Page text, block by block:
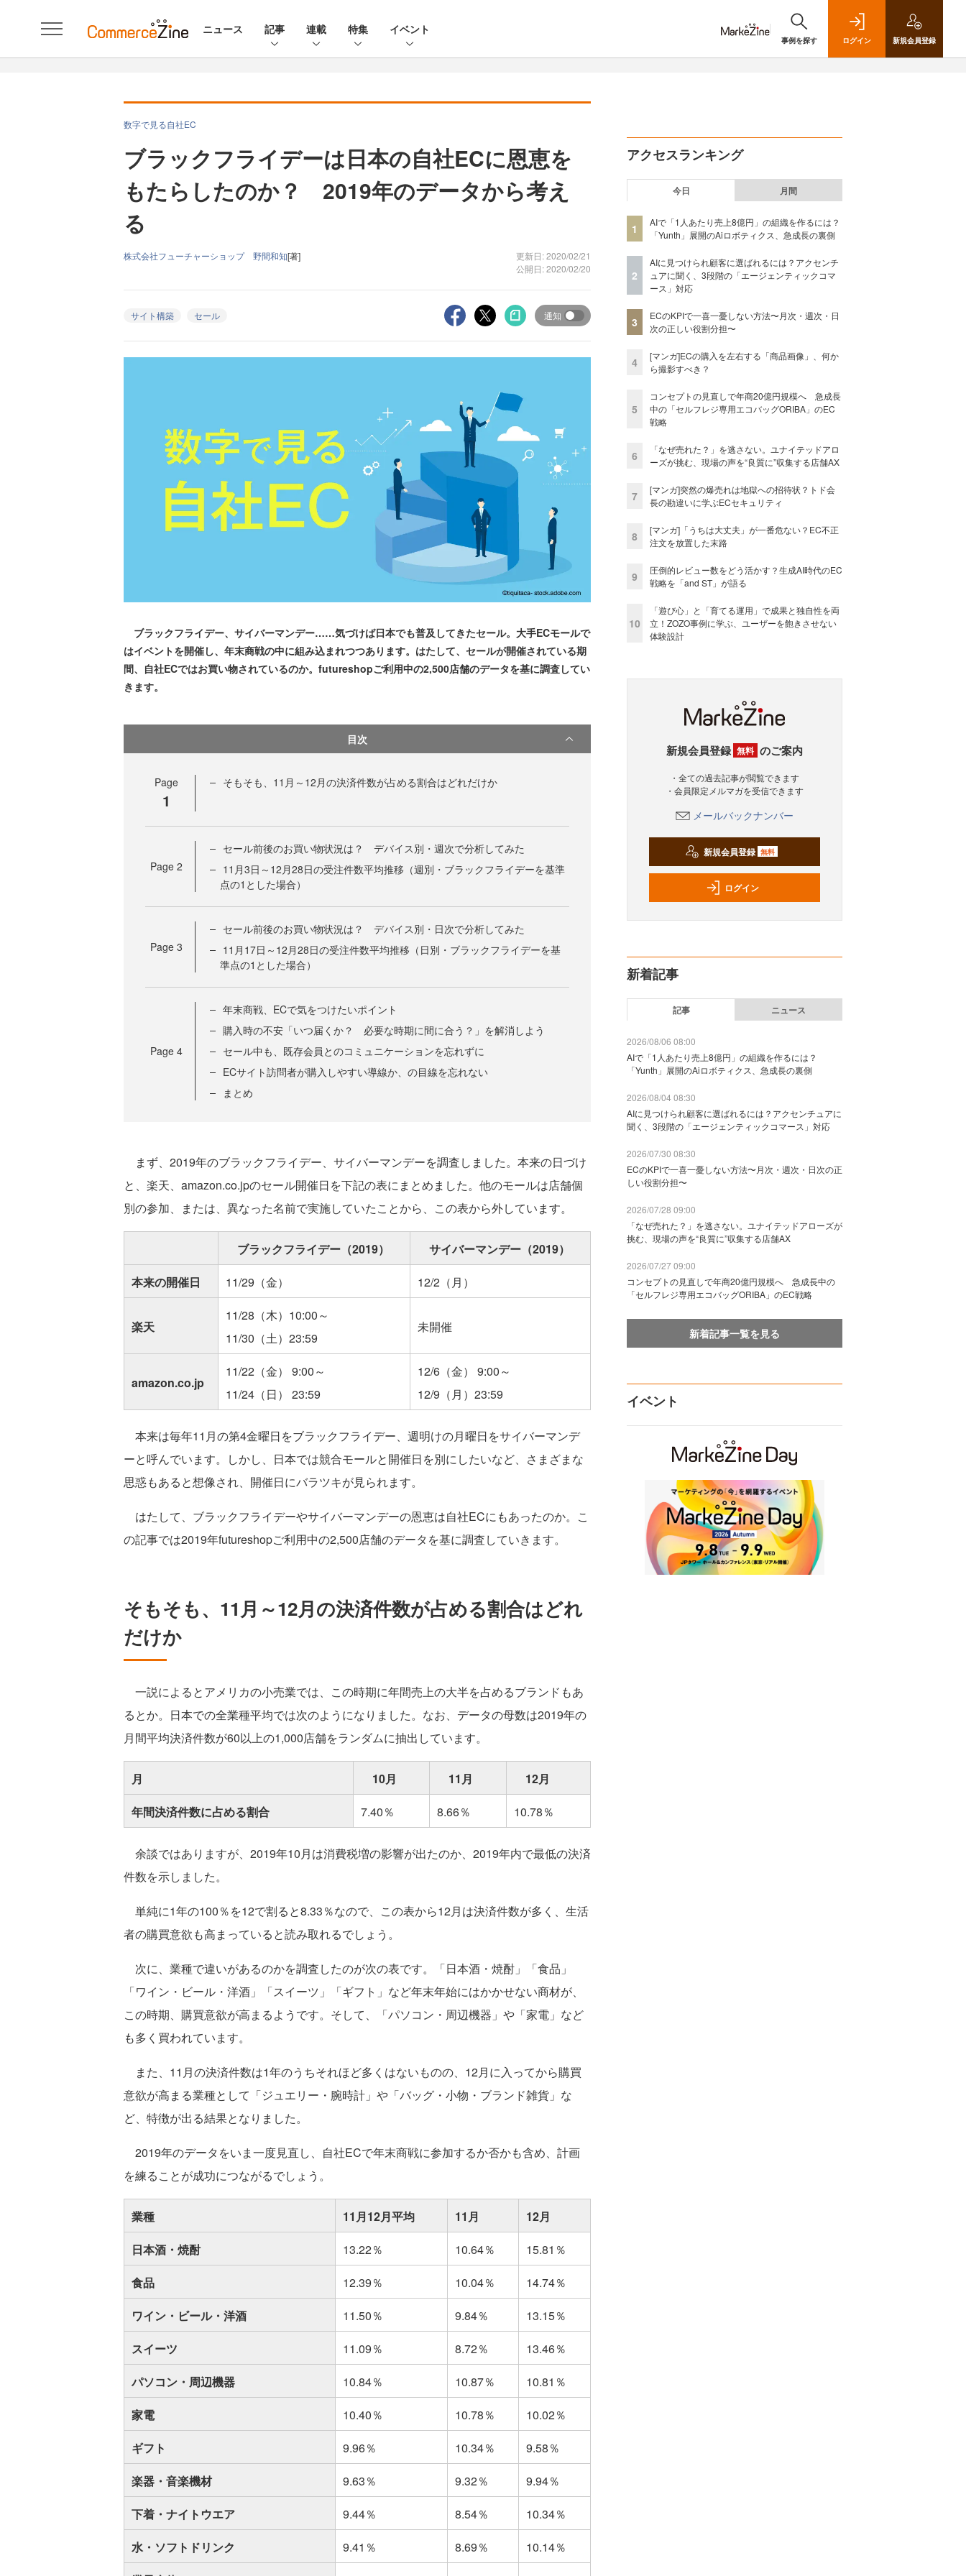
ニュース 記事 連載 特集 イベント
事例を探す ログイン 新規会員登録
数字で見る自社EC
ブラックフライデーは日本の自社ECに恩恵を
もたらしたのか？ 2019年のデータから考え
る
株式会社フューチャーショップ 野間和知[著]
更新日: 2020/02/21
公開日: 2020/02/20
サイト構築 セール 通知
ブラックフライデー、サイバーマンデー……気づけば日本でも普及してきたセール。大手ECモールで
はイベントを開催し、年末商戦の中に組み込まれつつあります。はたして、セールが開催されている期
間、自社ECではお買い物されているのか。futureshopご利用中の2,500店舗のデータを基に調査してい
きます。
目次
Page
1
そもそも、11月～12月の決済件数が占める割合はどれだけか
Page 2
セール前後のお買い物状況は？ デバイス別・週次で分析してみた
11月3日～12月28日の受注件数平均推移（週別・ブラックフライデーを基準
点の1とした場合）
Page 3
セール前後のお買い物状況は？ デバイス別・日次で分析してみた
11月17日～12月28日の受注件数平均推移（日別・ブラックフライデーを基
準点の1とした場合）
Page 4
年末商戦、ECで気をつけたいポイント
購入時の不安「いつ届くか？ 必要な時期に間に合う？」を解消しよう
セール中も、既存会員とのコミュニケーションを忘れずに
ECサイト訪問者が購入しやすい導線か、の目線を忘れない
まとめ
まず、2019年のブラックフライデー、サイバーマンデーを調査しました。本来の日づけ
と、楽天、amazon.co.jpのセール開催日を下記の表にまとめました。他のモールは店舗個
別の参加、または、異なった名前で実施していたことから、この表から外しています。
ブラックフライデー（2019）
サイバーマンデー（2019）
本来の開催日
11/29（金） 12/2（月）
楽天
11/28（木）10:00～
11/30（土）23:59
未開催
amazon.co.jp
11/22（金） 9:00～
11/24（日） 23:59
12/6（金） 9:00～
12/9（月）23:59
本来は毎年11月の第4金曜日をブラックフライデー、週明けの月曜日をサイバーマンデ
ーと呼んでいます。しかし、日本では競合モールと開催日を別にしたいなど、さまざまな
思惑もあると想像され、開催日にバラツキが見られます。
はたして、ブラックフライデーやサイバーマンデーの恩恵は自社ECにもあったのか。こ
の記事では2019年futureshopご利用中の2,500店舗のデータを基に調査していきます。
そもそも、11月～12月の決済件数が占める割合はどれ
だけか
一説によるとアメリカの小売業では、この時期に年間売上の大半を占めるブランドもあ
るとか。日本での全業種平均では次のようになりました。なお、データの母数は2019年の
月間平均決済件数が60以上の1,000店舗をランダムに抽出しています。
月 10月 11月
12月
年間決済件数に占める割合
7.40％ 8.66％ 10.78％
余談ではありますが、2019年10月は消費税増の影響が出たのか、2019年内で最低の決済
件数を示しました。
単純に1年の100％を12で割ると8.33％なので、この表から12月は決済件数が多く、生活
者の購買意欲も高まっていると読み取れるでしょう。
次に、業種で違いがあるのかを調査したのが次の表です。「日本酒・焼酎」「食品」
「ワイン・ビール・洋酒」「スイーツ」「ギフト」など年末年始にはかかせない商材が、
この時期、購買意欲が高まるようです。そして、「パソコン・周辺機器」や「家電」など
も多く買われています。
また、11月の決済件数は1年のうちそれほど多くはないものの、12月に入ってから購買
意欲が高まる業種として「ジュエリー・腕時計」や「バッグ・小物・ブランド雑貨」な
ど、特徴が出る結果となりました。
2019年のデータをいま一度見直し、自社ECで年末商戦に参加するか否かも含め、計画
を練ることが成功につながるでしょう。
業種 11月12月平均 11月
12月
日本酒・焼酎
13.22％ 10.64％
15.81％
食品
12.39％ 10.04％
14.74％
ワイン・ビール・洋酒
11.50％ 9.84％
13.15％
スイーツ
11.09％ 8.72％
13.46％
パソコン・周辺機器
10.84％ 10.87％
10.81％
家電
10.40％ 10.78％
10.02％
ギフト
9.96％ 10.34％
9.58％
楽器・音楽機材
9.63％ 9.32％
9.94％
下着・ナイトウエア
9.44％ 8.54％
10.34％
水・ソフトドリンク
9.41％ 8.69％
10.14％
アクセスランキング
今日 月間
1
AIで「1人あたり売上8億円」の組織を作るには？
「Yunth」展開のAiロボティクス、急成長の裏側
2
AIに見つけられ顧客に選ばれるには？アクセンチ
ュアに聞く、3段階の「エージェンティックコマ
ース」対応
3
ECのKPIで一喜一憂しない方法〜月次・週次・日
次の正しい役割分担〜
4
[マンガ]ECの購入を左右する「商品画像」、何か
ら撮影すべき？
5
コンセプトの見直しで年商20億円規模へ 急成長
中の「セルフレジ専用エコバッグORIBA」のEC
戦略
6
「なぜ売れた？」を逃さない。ユナイテッドアロ
ーズが挑む、現場の声を“良質に”収集する店舗AX
7
[マンガ]突然の爆売れは地獄への招待状？トド会
長の勘違いに学ぶECセキュリティ
8
[マンガ]「うちは大丈夫」が一番危ない？EC不正
注文を放置した末路
9
圧倒的レビュー数をどう活かす？生成AI時代のEC
戦略を「and ST」が語る
10
「遊び心」と「育てる運用」で成果と独自性を両
立！ZOZO事例に学ぶ、ユーザーを飽きさせない
体験設計
新規会員登録 無料 のご案内
・全ての過去記事が閲覧できます
・会員限定メルマガを受信できます
メールバックナンバー
新規会員登録 無料
ログイン
新着記事
記事 ニュース
2026/08/06 08:00
AIで「1人あたり売上8億円」の組織を作るには？
「Yunth」展開のAiロボティクス、急成長の裏側
2026/08/04 08:30
AIに見つけられ顧客に選ばれるには？アクセンチュアに
聞く、3段階の「エージェンティックコマース」対応
2026/07/30 08:30
ECのKPIで一喜一憂しない方法〜月次・週次・日次の正
しい役割分担〜
2026/07/28 09:00
「なぜ売れた？」を逃さない。ユナイテッドアローズが
挑む、現場の声を“良質に”収集する店舗AX
2026/07/27 09:00
コンセプトの見直しで年商20億円規模へ 急成長中の
「セルフレジ専用エコバッグORIBA」のEC戦略
新着記事一覧を見る
イベント